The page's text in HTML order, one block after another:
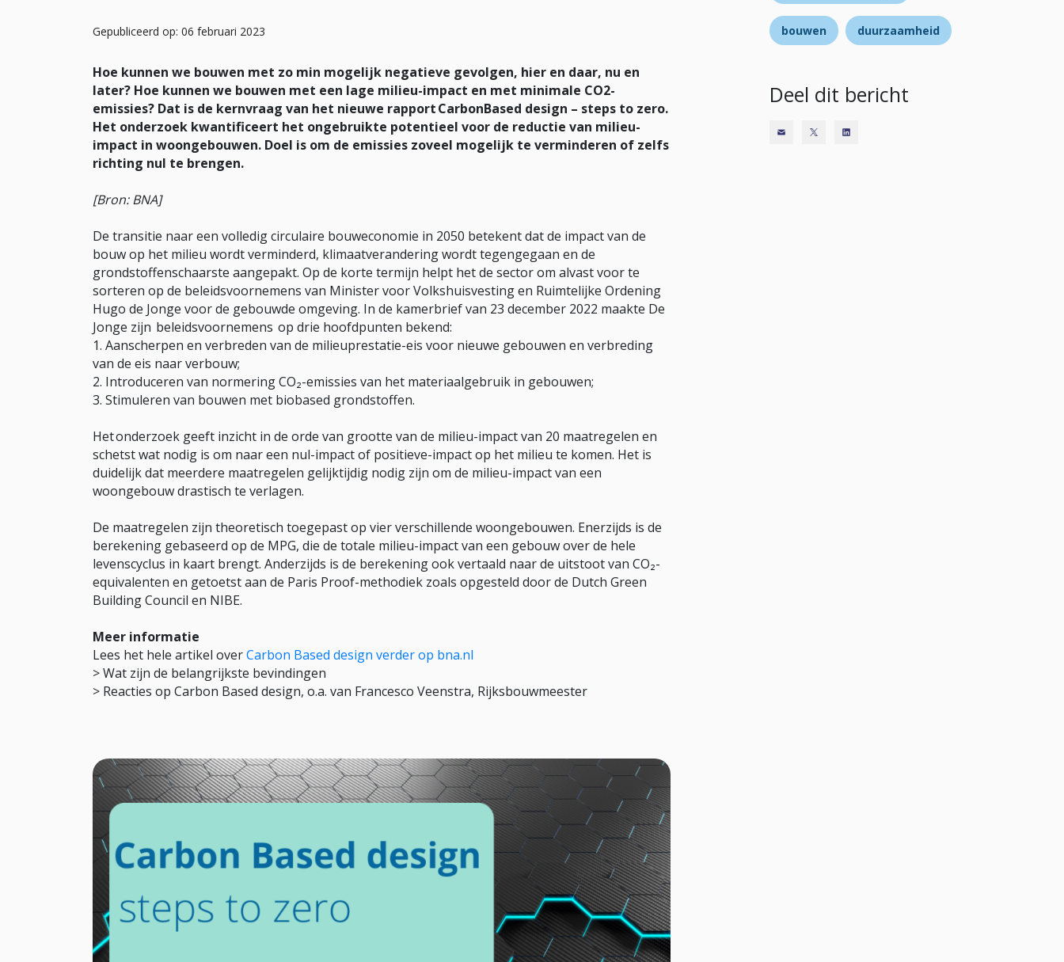
Gepubliceerd op: 06 februari 2023
Hoe kunnen we bouwen met zo min mogelijk negatieve gevolgen, hier en daar, nu en
later? Hoe kunnen we bouwen met een lage milieu-impact en met minimale CO2-
emissies? Dat is de kernvraag van het nieuwe rapport CarbonBased design – steps to zero.
Het onderzoek kwantificeert het ongebruikte potentieel voor de reductie van milieu-
impact in woongebouwen. Doel is om de emissies zoveel mogelijk te verminderen of zelfs
richting nul te brengen.
[Bron: BNA]
De transitie naar een volledig circulaire bouweconomie in 2050 betekent dat de impact van de
bouw op het milieu wordt verminderd, klimaatverandering wordt tegengegaan en de
grondstoffenschaarste aangepakt. Op de korte termijn helpt het de sector om alvast voor te
sorteren op de beleidsvoornemens van Minister voor Volkshuisvesting en Ruimtelijke Ordening
Hugo de Jonge voor de gebouwde omgeving. In de kamerbrief van 23 december 2022 maakte De
Jonge zijn beleidsvoornemens op drie hoofdpunten bekend:
Aanscherpen en verbreden van de milieuprestatie-eis voor nieuwe gebouwen en verbreding
van de eis naar verbouw;
Introduceren van normering CO₂-emissies van het materiaalgebruik in gebouwen;
Stimuleren van bouwen met biobased grondstoffen.
Het onderzoek geeft inzicht in de orde van grootte van de milieu-impact van 20 maatregelen en
schetst wat nodig is om naar een nul-impact of positieve-impact op het milieu te komen. Het is
duidelijk dat meerdere maatregelen gelijktijdig nodig zijn om de milieu-impact van een
woongebouw drastisch te verlagen.
De maatregelen zijn theoretisch toegepast op vier verschillende woongebouwen. Enerzijds is de
berekening gebaseerd op de MPG, die de totale milieu-impact van een gebouw over de hele
levenscyclus in kaart brengt. Anderzijds is de berekening ook vertaald naar de uitstoot van CO₂-
equivalenten en getoetst aan de Paris Proof-methodiek zoals opgesteld door de Dutch Green
Building Council en NIBE.
Meer informatie
Lees het hele artikel overCarbon Based design verder op bna.nl
> Wat zijn de belangrijkste bevindingen
> Reacties op Carbon Based design, o.a. van Francesco Veenstra, Rijksbouwmeester
bouwen duurzaamheid
Deel dit bericht